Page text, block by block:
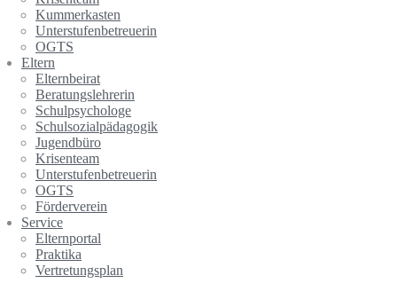
Kummerkasten
Unterstufenbetreuerin
OGTS
Eltern
Elternbeirat
Beratungslehrerin
Schulpsychologe
Schulsozialpädagogik
Jugendbüro
Krisenteam
Unterstufenbetreuerin
OGTS
Förderverein
Service
Elternportal
Praktika
Vertretungsplan